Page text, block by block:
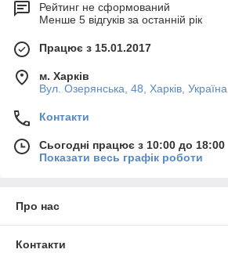
Рейтинг не сформований
Менше 5 відгуків за останній рік
Працює з 15.01.2017
м. Харків
Вул. Озерянська, 48, Харків, Україна
Контакти
Сьогодні працює з 10:00 до 18:00
Показати весь графік роботи
Про нас
Контакти